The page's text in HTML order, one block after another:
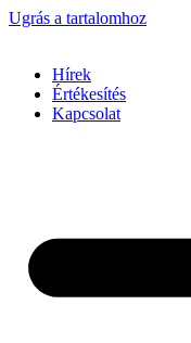
Ugrás a tartalomhoz
Hírek
Értékesítés
Kapcsolat